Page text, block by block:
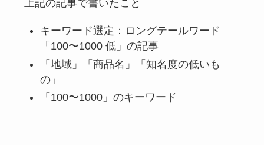
上記の記事で書いたこと
キーワード選定：ロングテールワード
「100〜1000 低」の記事
「地域」「商品名」「知名度の低いも
の」
「100〜1000」のキーワード